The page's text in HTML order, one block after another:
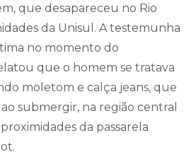
que desapareceu no Rio
da Unisul. A testemunha
no momento do
que o homem se tratava
moletom e calça jeans, que
submergir, na região central
da passarela